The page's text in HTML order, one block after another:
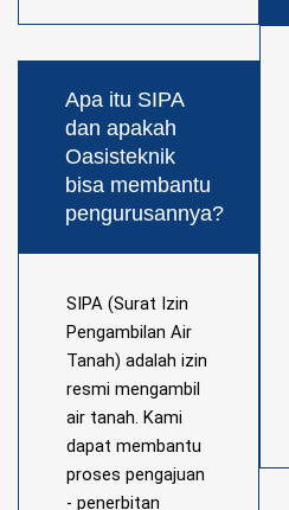
Apa itu SIPA
dan apakah
Oasisteknik
bisa membantu
pengurusannya?
SIPA (Surat Izin
Pengambilan Air
Tanah) adalah izin
resmi mengambil
air tanah. Kami
dapat membantu
proses pengajuan
- penerbitan